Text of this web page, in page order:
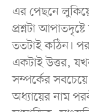
এর পেছনে
প্রশ্নটা
ততটাই কঠিন।
একটাই উত্তর,
সম্পর্কের
অধ্যায়ের নাম